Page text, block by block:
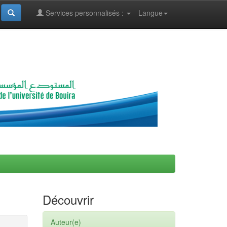
Langue
Services personnalisés :
Découvrir
Auteur(e)